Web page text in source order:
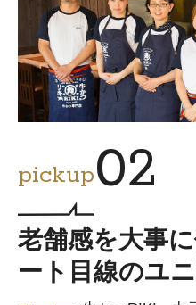
pickup02
老舗感を大事
ート目線のユ